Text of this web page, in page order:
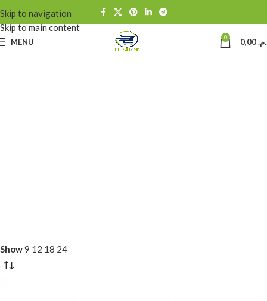
Skip to navigation
Skip to main content
MENU 0
Show9 12 18 24